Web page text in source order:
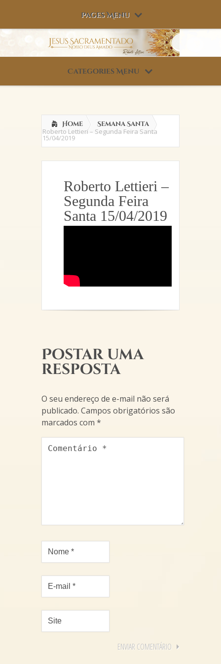
Pages Menu
Categories Menu
Home Semana Santa
Roberto Lettieri – Segunda Feira Santa
15/04/2019
Roberto Lettieri –
Segunda Feira
Santa 15/04/2019
Postar uma
resposta
O seu endereço de e-mail não será
publicado. Campos obrigatórios são
marcados com *